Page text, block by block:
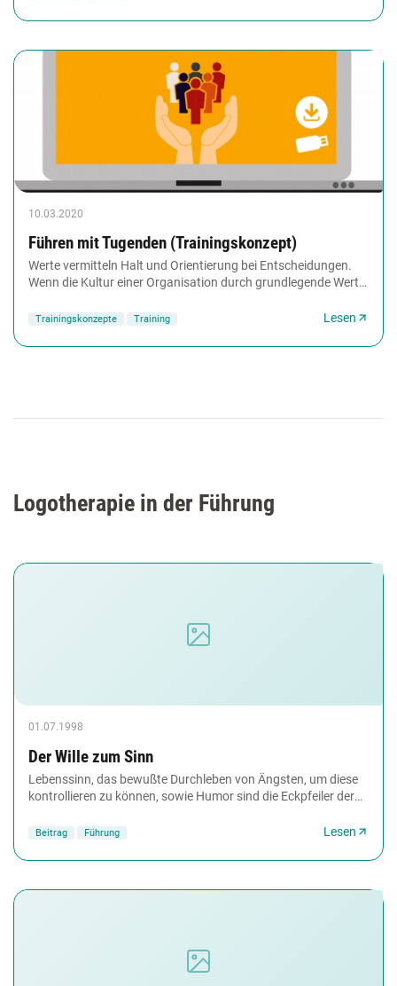
10.03.2020
Führen mit Tugenden (Trainingskonzept)
Werte vermitteln Halt und Orientierung bei Entscheidungen.
Wenn die Kultur einer Organisation durch grundlegende Werte
Trainingskonzepte Training Lesen
Logotherapie in der Führung
01.07.1998
Der Wille zum Sinn
Lebenssinn, das bewußte Durchleben von Ängsten, um diese
kontrollieren zu können, sowie Humor sind die Eckpfeiler der
Beitrag Führung Lesen